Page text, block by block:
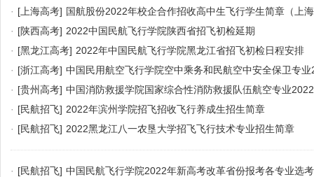
· [上海高考] 国航股份2022年校企合作招收高中生飞行学生简章（上
· [陕西高考] 2022中国民航飞行学院陕西省招飞初检延期
· [黑龙江高考] 2022年中国民航飞行学院黑龙江省招飞初检日程安排
· [浙江高考] 中国民用航空飞行学院空中乘务和民航空中安全保卫专
章
· [贵州高考] 中国消防救援学院国家综合性消防救援队伍航空专业
生预报名公告
· [民航招飞] 2022年滨州学院招飞招收飞行养成生招生简章
· [民航招飞] 2022黑龙江八一农垦大学招飞飞行技术专业招生简章
· [民航招飞] 中国民航飞行学院2022年新高考改革省份报考各专业选